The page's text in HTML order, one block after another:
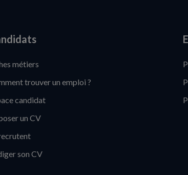
métiers
trouver un emploi ?
candidat
un CV
son CV